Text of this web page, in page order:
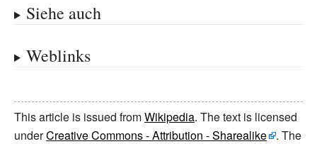
Siehe auch
Weblinks
This article is issued fromWikipedia. The text is licensed
underCreative Commons - Attribution - Sharealike
. The